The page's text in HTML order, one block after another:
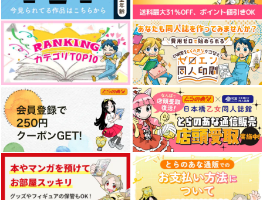
Happy Happy Ever A
fter！
こんなもん
990円（税込）
場地圭介×松野千冬
サンプル
作品詳細
Happily Ever After
斜陽インク
550円（税込）
スタンリー×Dr.XENO
サンプル
作品詳細
Happily ever after
ぺよんち。
629円（税込）
オクジー×バデーニ
サンプル
作品詳細